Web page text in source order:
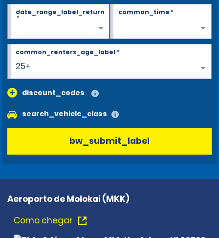
date_range_label_return
*
common_time*
25+
common_renters_age_label*
discount_codes
search_vehicle_class
bw_submit_label
Aeroporto de Molokai (MKK)
Como chegar